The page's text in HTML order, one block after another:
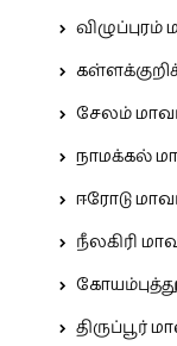
விழுப்புரம்
சேலம்
நாமக்கல்
ஈரோடு
நீலகிரி
திருப்பூர்